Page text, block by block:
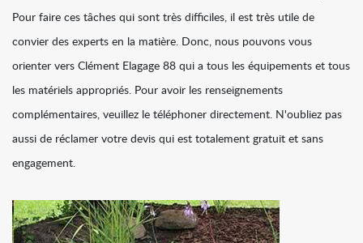
Pour faire ces tâches qui sont très difficiles, il est très utile de
convier des experts en la matière. Donc, nous pouvons vous
orienter vers Clément Elagage 88 qui a tous les équipements et tous
les matériels appropriés. Pour avoir les renseignements
complémentaires, veuillez le téléphoner directement. N'oubliez pas
aussi de réclamer votre devis qui est totalement gratuit et sans
engagement.